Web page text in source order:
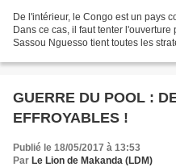
De l'intérieur, le Congo est un pays
Dans ce cas, il faut tenter
Sassou Nguesso tient toutes les
GUERRE DU POOL :
EFFROYABLES !
Publié le 18/05/2017 à 13:53
Par Le Lion de Makanda (LDM)